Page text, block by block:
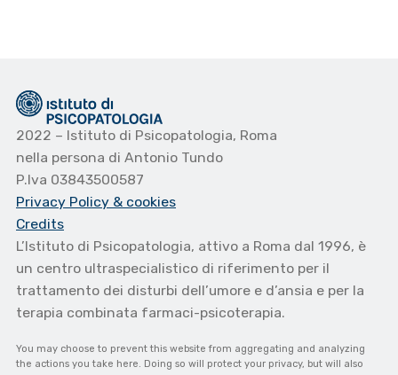
2022 – Istituto di Psicopatologia, Roma
nella persona di Antonio Tundo
P.Iva 03843500587
Privacy Policy & cookies
Credits
L’Istituto di Psicopatologia, attivo a Roma dal 1996, è
un centro ultraspecialistico di riferimento per il
trattamento dei disturbi dell’umore e d’ansia e per la
terapia combinata farmaci-psicoterapia.
You may choose to prevent this website from aggregating and analyzing
the actions you take here. Doing so will protect your privacy, but will also